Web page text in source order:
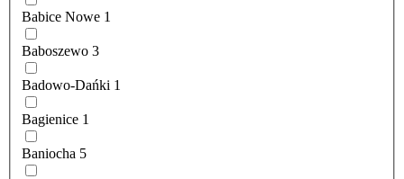
Babice Nowe 1
Baboszewo 3
Badowo-Dańki 1
Bagienice 1
Baniocha 5